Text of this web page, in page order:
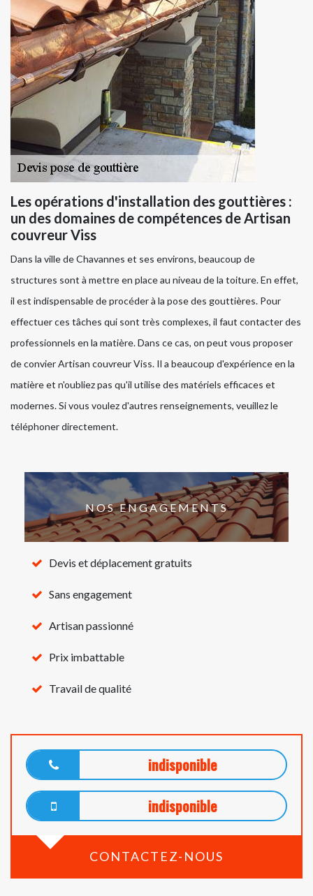
Les opérations d'installation des gouttières :
un des domaines de compétences de Artisan
couvreur Viss
Dans la ville de Chavannes et ses environs, beaucoup de
structures sont à mettre en place au niveau de la toiture. En effet,
il est indispensable de procéder à la pose des gouttières. Pour
effectuer ces tâches qui sont très complexes, il faut contacter des
professionnels en la matière. Dans ce cas, on peut vous proposer
de convier Artisan couvreur Viss. Il a beaucoup d'expérience en la
matière et n'oubliez pas qu'il utilise des matériels efficaces et
modernes. Si vous voulez d'autres renseignements, veuillez le
téléphoner directement.
NOS ENGAGEMENTS
Devis et déplacement gratuits
Sans engagement
Artisan passionné
Prix imbattable
Travail de qualité
indisponible
indisponible
CONTACTEZ-NOUS